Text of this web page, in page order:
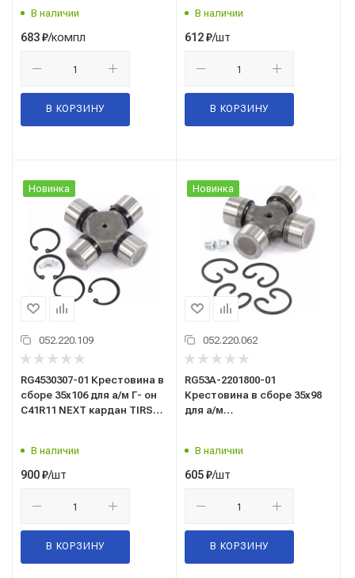
В наличии
683₽/компл
В КОРЗИНУ
В наличии
612₽/шт
В КОРЗИНУ
Новинка
052.220.109
RG4530307-01 Крестовина в
сборе 35х106 для а/м Г- он
C41R11 NEXT кардан TIRSAN
В наличии
900₽/шт
В КОРЗИНУ
Новинка
052.220.062
RG53A-2201800-01
Крестовина в сборе 35х98
для а/м
RIGINAL
В наличии
605₽/шт
В КОРЗИНУ